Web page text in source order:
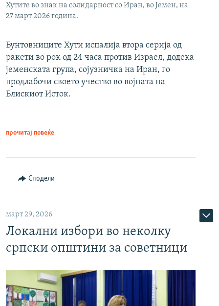
Хутите во знак на солидарност со Иран, во Јемен, на
27 март 2026 година.
Бунтовниците Хути испалија втора серија од
ракети во рок од 24 часа против Израел, додека
јеменската група, сојузничка на Иран, го
продлабочи своето учество во војната на
Блискиот Исток.
прочитај повеќе
Сподели
март 29, 2026
Локални избори во неколку
српски општини за советници